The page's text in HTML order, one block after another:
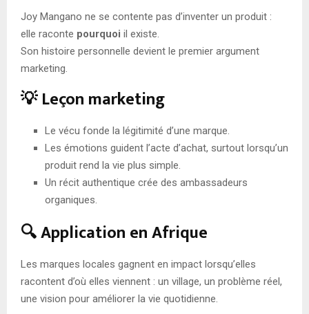
Joy Mangano ne se contente pas d’inventer un produit :
elle raconte pourquoi il existe.
Son histoire personnelle devient le premier argument
marketing.
💡 Leçon marketing
Le vécu fonde la légitimité d’une marque.
Les émotions guident l’acte d’achat, surtout lorsqu’un
produit rend la vie plus simple.
Un récit authentique crée des ambassadeurs
organiques.
🔍 Application en Afrique
Les marques locales gagnent en impact lorsqu’elles
racontent d’où elles viennent : un village, un problème réel,
une vision pour améliorer la vie quotidienne.